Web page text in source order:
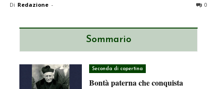
Di Redazione - 0
Sommario
Seconda di copertina
Bontà paterna che conquista